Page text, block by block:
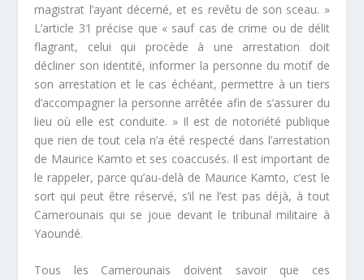
magistrat l’ayant décerné, et es revêtu de son sceau. »
L’article 31 précise que « sauf cas de crime ou de délit
flagrant, celui qui procède à une arrestation doit
décliner son identité, informer la personne du motif de
son arrestation et le cas échéant, permettre à un tiers
d’accompagner la personne arrêtée afin de s’assurer du
lieu où elle est conduite. » Il est de notoriété publique
que rien de tout cela n’a été respecté dans l’arrestation
de Maurice Kamto et ses coaccusés. Il est important de
le rappeler, parce qu’au-delà de Maurice Kamto, c’est le
sort qui peut être réservé, s’il ne l’est pas déjà, à tout
Camerounais qui se joue devant le tribunal militaire à
Yaoundé.
Tous les Camerounais doivent savoir que ces